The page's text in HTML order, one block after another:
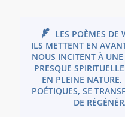
LES POÈMES DE
ILS METTENT EN
NOUS INCITENT À
PRESQUE
EN PLEINE NATURE,
POÉTIQUES, SE
DE